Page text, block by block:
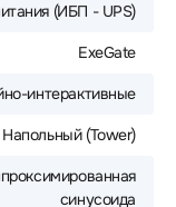
(ИБП - UPS)
ExeGate
интерактивные
Напольный (Tower)
синусоида